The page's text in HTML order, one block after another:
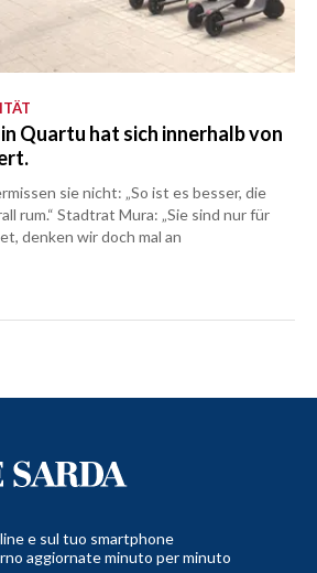
Quartu hat sich innerhalb von
sie nicht: „So ist es besser, die
rum.“ Stadtrat Mura: „Sie sind nur für
denken wir doch mal an
e sul tuo smartphone
aggiornate minuto per minuto